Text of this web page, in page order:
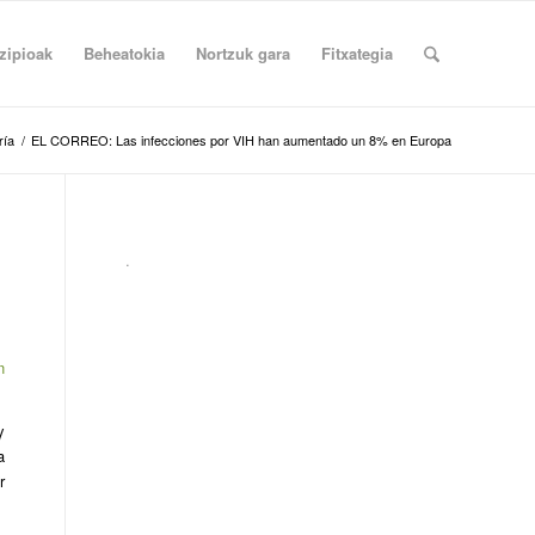
Beheatokia Nortzuk gara Fitxategia
/ EL CORREO: Las infecciones por VIH han aumentado un 8% en Europa
.